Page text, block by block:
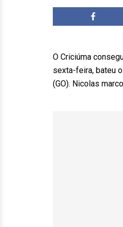
O Criciúma
sexta-feira, bateu
(GO). Nicolas